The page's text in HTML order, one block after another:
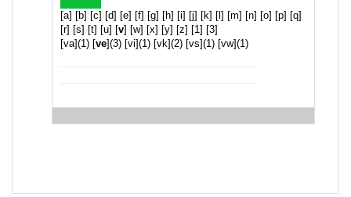
[a] [b] [c] [d] [e] [f] [g] [h] [i] [j] [k] [ ] [m] [n] [o] [p] [q]
[r] [s] [t] [u] [v] [w] [x] [y] [z] [1] [3]
[va](1) [ve](3) [vi](1) [vk](2) [vs](1) [vw](1)